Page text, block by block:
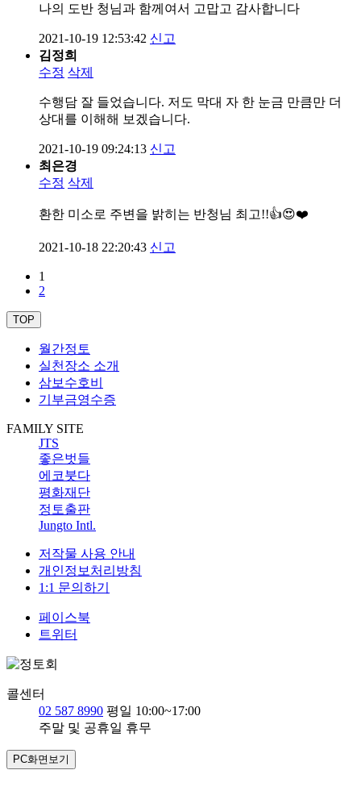
나의 도반 청님과 함께여서 고맙고 감사합니다
2021-10-19 12:53:42 신고
김정희
수정 삭제
수행담 잘 들었습니다. 저도 막대 자 한 눈금 만큼만 더
상대를 이해해 보겠습니다.
2021-10-19 09:24:13 신고
최은경
수정 삭제
환한 미소로 주변을 밝히는 반청님 최고!!👍😍❤️
2021-10-18 22:20:43 신고
1
2
TOP
월간정토
실천장소 소개
삼보수호비
기부금영수증
FAMILY SITE
JTS
좋은벗들
에코붓다
평화재단
정토출판
Jungto Intl.
저작물 사용 안내
개인정보처리방침
1:1 문의하기
페이스북
트위터
콜센터
02 587 8990 평일 10:00~17:00
주말 및 공휴일 휴무
PC화면보기